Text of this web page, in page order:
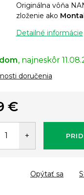
Originálna vôňa
zloženie ako
Detailné informácie
doručenia
€
Opýtať sa